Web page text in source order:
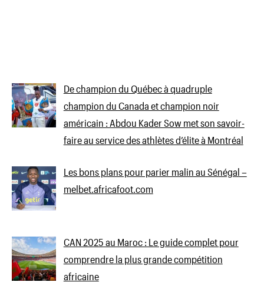
De champion du Québec à quadruple
champion du Canada et champion noir
américain : Abdou Kader Sow met son savoir-
faire au service des athlètes d’élite à Montréal
Les bons plans pour parier malin au Sénégal –
melbet.africafoot.com
CAN 2025 au Maroc : Le guide complet pour
comprendre la plus grande compétition
africaine